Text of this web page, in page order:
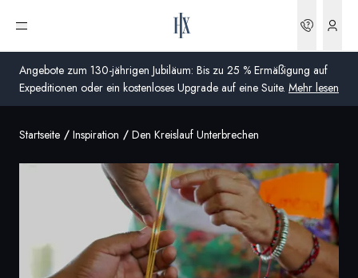
Angebote zum 130-jährigen Jubiläum: Bis zu 25 % Ermäßigung auf
Expeditionen oder ein kostenloses Upgrade auf eine Suite. Mehr lesen
Menü öffnen
Australien
Vereinigtes Königreich (England, Schottland, Wales
und Nordirland)
USA
Global
Startseite Inspiration Den Kreislauf Unterbrechen